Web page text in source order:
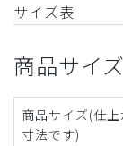
サイズ表
商品サイズ
商品サイズ(仕上
寸法です)